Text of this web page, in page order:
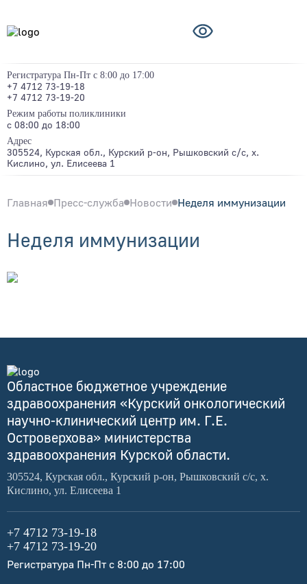
Регистратура Пн-Пт с 8:00 до 17:00
+7 4712 73-19-18
+7 4712 73-19-20
Режим работы поликлиники
с 08:00 до 18:00
Адрес
305524, Курская обл., Курский р-он, Рышковский с/с, х.
Кислино, ул. Елисеева 1
Главная Пресс-служба Новости Неделя иммунизации
Неделя иммунизации
Областное бюджетное учреждение
здравоохранения «Курский онкологический
научно-клинический центр им. Г.Е.
Островерхова» министерства
здравоохранения Курской области.
305524, Курская обл., Курский р-он, Рышковский с/с, х.
Кислино, ул. Елисеева 1
+7 4712 73-19-18
+7 4712 73-19-20
Регистратура Пн-Пт с 8:00 до 17:00